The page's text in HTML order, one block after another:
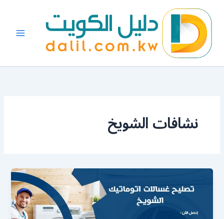
المحتوى
نشافات الشويخ